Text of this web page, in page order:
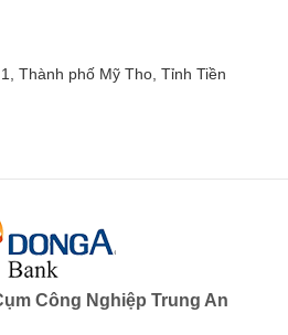
Thành phố Mỹ Tho, Tỉnh Tiền
Công Nghiệp Trung An